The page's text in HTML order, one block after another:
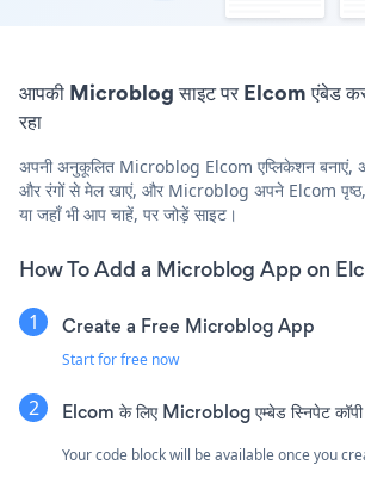
आपकी Microblog साइट पर Elcom एंबेड
रहा
अपनी अनुकूलित Microblog Elcom एप्लिकेशन बनाएं,
और रंगों से मेल खाएं, और Microblog अपने Elcom पृष्ठ,
या जहाँ भी आप चाहें, पर जोड़ें साइट।
How To Add a Microblog App on
Create a Free Microblog App
Start for free now
Elcom के लिए Microblog एम्बेड स्निपेट
Your code block will be available once you